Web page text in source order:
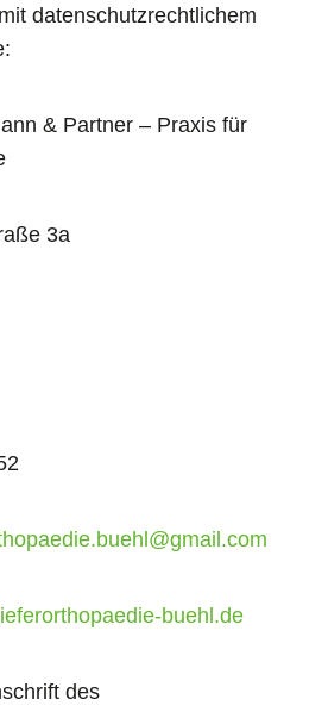
datenschutzrechtlichem
& Partner – Praxis für
3a
buehl.de
des